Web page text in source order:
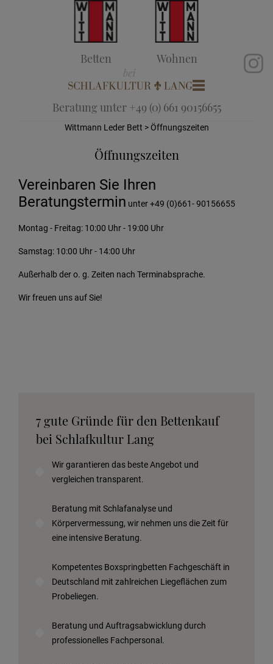
Betten Wohnen
Beratung unter +49 (0) 661 90156655
Wittmann Leder Bett > Öffnungszeiten
Öffnungszeiten
Vereinbaren Sie Ihren
Beratungstermin unter +49 (0)661- 90156655
Montag - Freitag: 10:00 Uhr - 19:00 Uhr
Samstag: 10:00 Uhr - 14:00 Uhr
Außerhalb der o. g. Zeiten nach Terminabsprache.
Wir freuen uns auf Sie!
7 gute Gründe für den Bettenkauf
bei Schlafkultur Lang
Wir garantieren das beste Angebot und
vergleichen transparent.
Beratung mit Schlafanalyse und
Körpervermessung, wir nehmen uns die Zeit für
eine intensive Beratung.
Kompetentes Boxspringbetten Fachgeschäft in
Deutschland mit zahlreichen Liegeflächen zum
Probeliegen.
Beratung und Auftragsabwicklung durch
professionelles Fachpersonal.